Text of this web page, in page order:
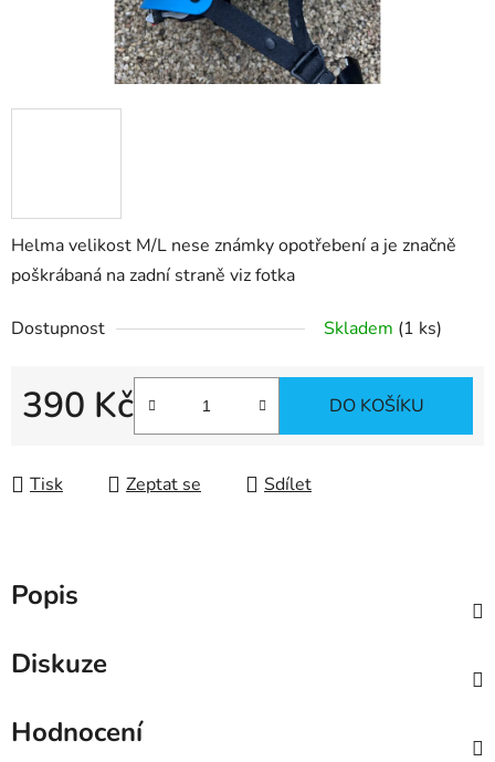
Helma velikost M/L nese známky opotřebení a je značně
poškrábaná na zadní straně viz fotka
Dostupnost Skladem (1 ks)
390 Kč DO KOŠÍKU
Tisk Zeptat se Sdílet
Popis
Diskuze
Hodnocení